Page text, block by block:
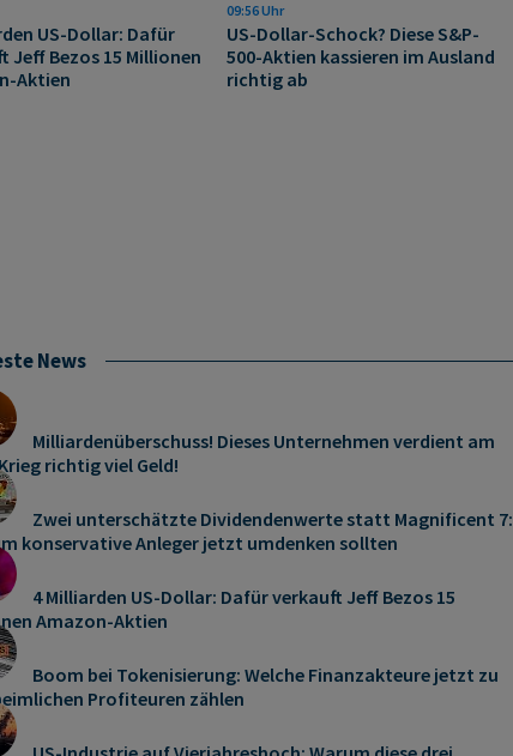
US-Dollar: Dafür
Jeff Bezos 15 Millionen
Aktien
09:56 Uhr
US-Dollar-Schock? Diese S&P-
500-Aktien kassieren im Ausland
richtig ab
News
Milliardenüberschuss! Dieses Unternehmen verdient am
richtig viel Geld!
Zwei unterschätzte Dividendenwerte statt Magnificent 7:
konservative Anleger jetzt umdenken sollten
4 Milliarden US-Dollar: Dafür verkauft Jeff Bezos 15
Amazon-Aktien
Boom bei Tokenisierung: Welche Finanzakteure jetzt zu
Profiteuren zählen